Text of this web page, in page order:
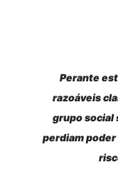
Perante
razoáveis
grupo social
perdiam